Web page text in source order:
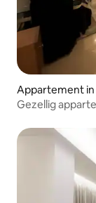
Appartement in
Gezellig